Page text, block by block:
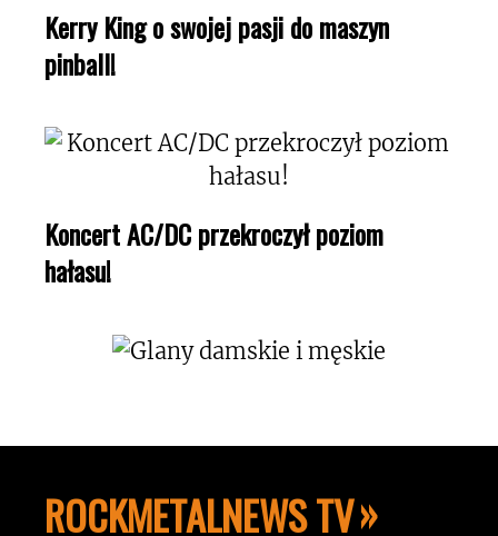
Kerry King o swojej pasji do maszyn
pinball!
Koncert AC/DC przekroczył poziom
hałasu!
ROCKMETALNEWS TV